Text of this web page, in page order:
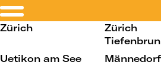
Zürich
Zürich
Uetikon am See Männedorf